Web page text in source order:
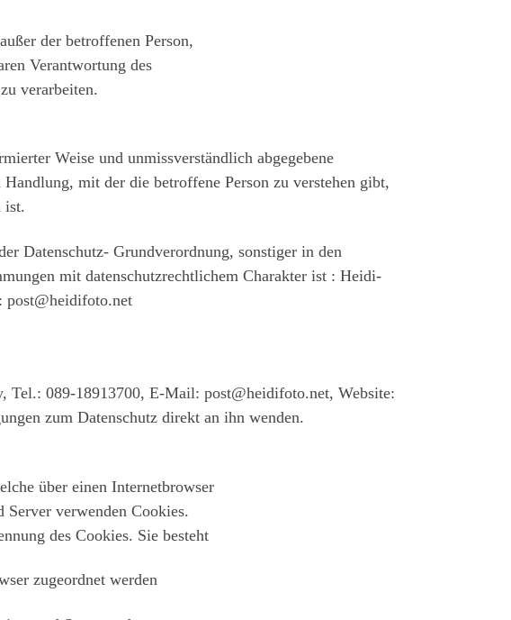
der betroffenen Person,
Verantwortung des
verarbeiten.
Weise und unmissverständlich abgegebene
mit der die betroffene Person zu verstehen gibt,
ist.
Datenschutz- Grundverordnung, sonstiger in den
mit datenschutzrechtlichem Charakter ist : Heidi-
post@heidifoto.net
Tel.: 089-18913700, E-Mail: post@heidifoto.net, Website:
zum Datenschutz direkt an ihn wenden.
über einen Internetbrowser
Server verwenden Cookies.
des Cookies. Sie besteht
zugeordnet werden